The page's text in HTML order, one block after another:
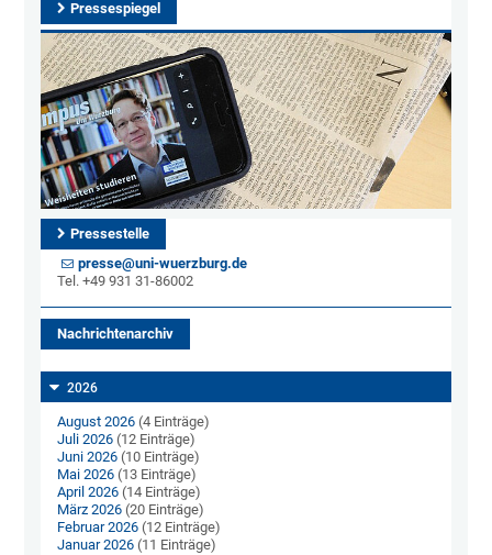
Pressespiegel
Pressestelle
presse@uni-wuerzburg.de
Tel. +49 931 31-86002
Nachrichtenarchiv
2026
August 2026 (4 Einträge)
Juli 2026 (12 Einträge)
Juni 2026 (10 Einträge)
Mai 2026 (13 Einträge)
April 2026 (14 Einträge)
März 2026 (20 Einträge)
Februar 2026 (12 Einträge)
Januar 2026 (11 Einträge)